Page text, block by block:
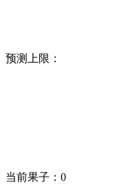
预测上限：
当前果子： 0